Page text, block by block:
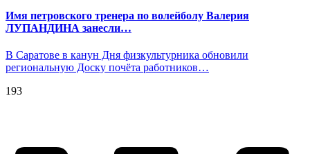
Имя петровского тренера по волейболу Валерия
ЛУПАНДИНА занесли…
В Саратове в канун Дня физкультурника обновили
региональную Доску почёта работников…
193